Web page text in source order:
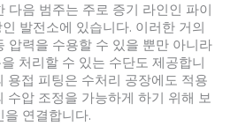
다음 범주는 주로 증기 라인인 파이
발전소에 있습니다. 이러한 거의
압력을 수용할 수 있을 뿐만 아니라
처리할 수 있는 수단도 제공합니
용접 피팅은 수처리 공장에도 적용
수압 조정을 가능하게 하기 위해 보
연결합니다.